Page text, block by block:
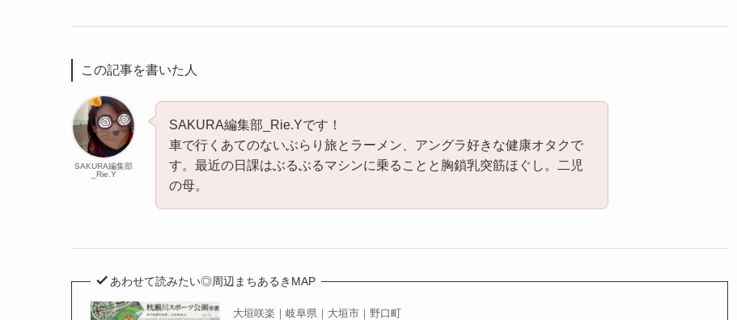
この記事を書いた人
SAKURA編集部
_Rie.Y
SAKURA編集部_Rie.Yです！
車で行くあてのないぶらり旅とラーメン、アングラ好きな健康オタクで
す。最近の日課はぶるぶるマシンに乗ることと胸鎖乳突筋ほぐし。二児
の母。
あわせて読みたい◎周辺まちあるきMAP
大垣咲楽｜岐阜県｜大垣市｜野口町